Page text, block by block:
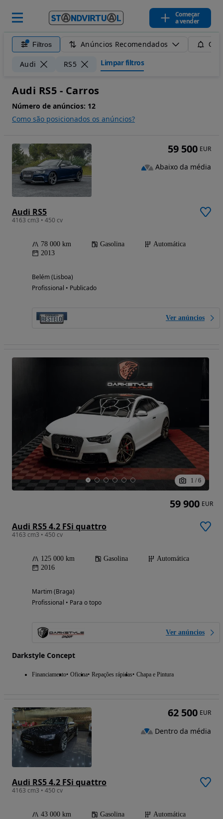
Começar
a vender
Filtros Anúncios Recomendados
Audi RS5 Limpar filtros
Audi RS5 - Carros
Número de anúncios: 12
Como são posicionados os anúncios?
Audi RS5
4163 cm3 • 450 cv
78 000 km Gasolina
Automática
2013
Belém (Lisboa)
Profissional • Publicado
Ver anúncios
59 500 EUR
Abaixo da média
1 / 6
Audi RS5 4.2 FSi quattro
4163 cm3 • 450 cv
125 000 km Gasolina
Automática
2016
Martim (Braga)
Profissional • Para o topo
Ver anúncios
Darkstyle Concept
Financiamento Oficina Repações rápidas Chapa e Pintura
59 900 EUR
Audi RS5 4.2 FSi quattro
4163 cm3 • 450 cv
43 000 km Gasolina
Automática
62 500 EUR
Dentro da média